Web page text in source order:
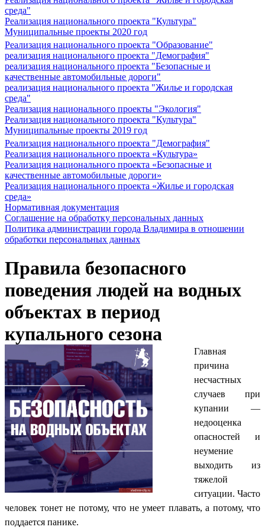
среда"
Реализация национального проекта "Культура"
Муниципальные проекты 2020 год
Реализация национального проекта "Образование"
реализация национального проекта "Демография"
реализация национального проекта "Безопасные и
качественные автомобильные дороги"
реализация национального проекта "Жилье и городская
среда"
Реализация национального проекты "Экология"
Реализация национального проекта "Культура"
Муниципальные проекты 2019 год
Реализация национального проекта "Демография"
Реализация национального проекта «Культура»
Реализация национального проекта «Безопасные и
качественные автомобильные дороги»
Реализация национального проекта «Жилье и городская
среда»
Нормативная документация
Соглашение на обработку персональных данных
Политика администрации города Владимира в отношении
обработки персональных данных
Правила безопасного
поведения людей на водных
объектах в период
купального сезона
Главная
причина
несчастных
случаев при
купании —
недооценка
опасностей и
неумение
выходить из
тяжелой
ситуации. Часто
человек тонет не потому, что не умеет плавать, а потому, что
поддается панике.